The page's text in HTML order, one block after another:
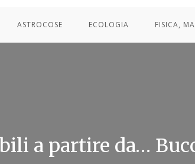
ASTROCOSE ECOLOGIA FISICA,
a partire da…